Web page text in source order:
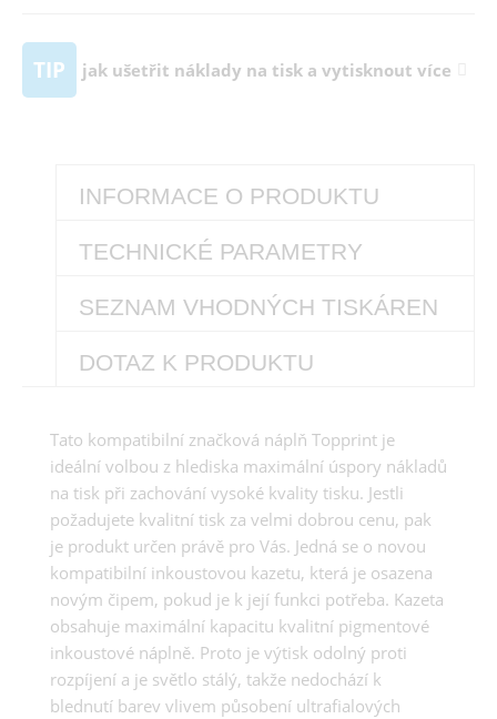
TIP jak ušetřit náklady na tisk a vytisknout více
INFORMACE O PRODUKTU
TECHNICKÉ PARAMETRY
SEZNAM VHODNÝCH TISKÁREN
DOTAZ K PRODUKTU
Tato kompatibilní značková náplň Topprint je
ideální volbou z hlediska maximální úspory nákladů
na tisk při zachování vysoké kvality tisku. Jestli
požadujete kvalitní tisk za velmi dobrou cenu, pak
je produkt určen právě pro Vás. Jedná se o novou
kompatibilní inkoustovou kazetu, která je osazena
novým čipem, pokud je k její funkci potřeba. Kazeta
obsahuje maximální kapacitu kvalitní pigmentové
inkoustové náplně. Proto je výtisk odolný proti
rozpíjení a je světlo stálý, takže nedochází k
blednutí barev vlivem působení ultrafialových